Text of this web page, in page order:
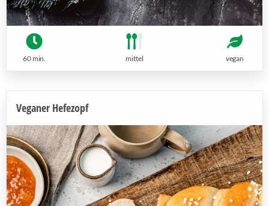
60 min. mittel vegan
Veganer Hefezopf